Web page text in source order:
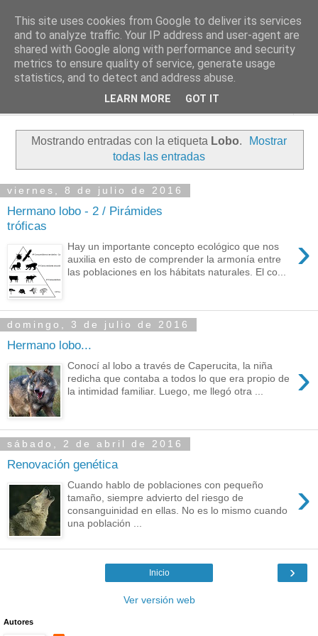
PASEANTE SILENCIOSO
Blog personal de Emilio Valadé del Río
Mostrando entradas con la etiqueta Lobo.
Mostrar
todas las entradas
viernes, 8 de julio de 2016
Hermano lobo - 2 / Pirámides
tróficas
›
Hay un importante concepto ecológico que nos
auxilia en esto de comprender la armonía entre
las poblaciones en los hábitats naturales. El co...
domingo, 3 de julio de 2016
Hermano lobo...
›
Conocí al lobo a través de Caperucita, la niña
redicha que contaba a todos lo que era propio de
la intimidad familiar. Luego, me llegó otra ...
sábado, 2 de abril de 2016
Renovación genética
›
Cuando hablo de poblaciones con pequeño
tamaño, siempre advierto del riesgo de
consanguinidad en ellas. No es lo mismo cuando
una población ...
›
Inicio
Ver versión web
Autores
This site uses cookies from Google to deliver its services
and to analyze traffic. Your IP address and user-agent are
shared with Google along with performance and security
metrics to ensure quality of service, generate usage
statistics, and to detect and address abuse.
LEARN MORE GOT IT